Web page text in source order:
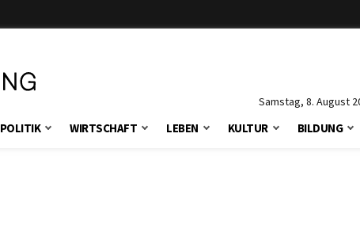
Samstag, 8. August
POLITIK WIRTSCHAFT LEBEN KULTUR BILDUNG